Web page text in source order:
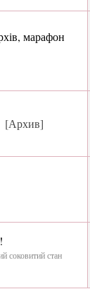
марафон
[Архив]
соковитий стан